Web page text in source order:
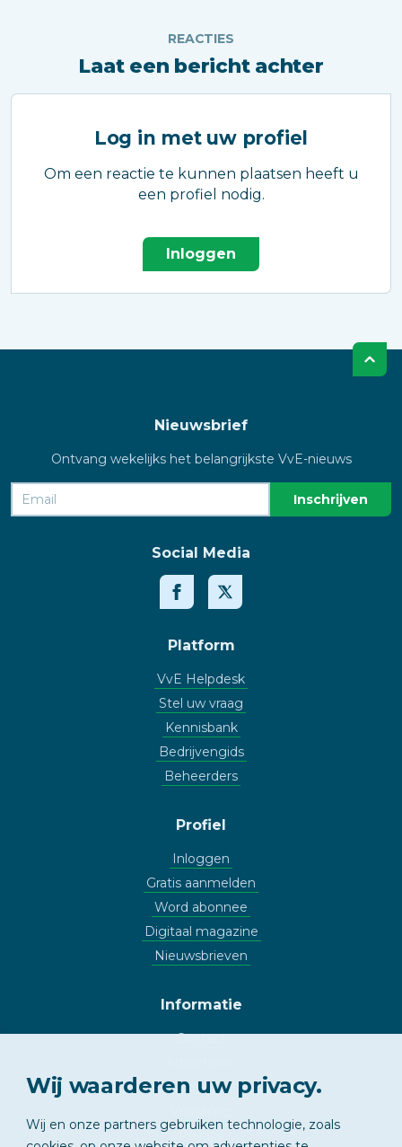
REACTIES
Laat een bericht achter
Log in met uw profiel
Om een reactie te kunnen plaatsen heeft u
een profiel nodig.
Inloggen
Nieuwsbrief
Ontvang wekelijks het belangrijkste VvE-nieuws
Social Media
Platform
VvE Helpdesk
Stel uw vraag
Kennisbank
Bedrijvengids
Beheerders
Profiel
Inloggen
Gratis aanmelden
Word abonnee
Digitaal magazine
Nieuwsbrieven
Informatie
Contact
Copyright
Wij waarderen uw privacy.
Wij en onze partners gebruiken technologie, zoals